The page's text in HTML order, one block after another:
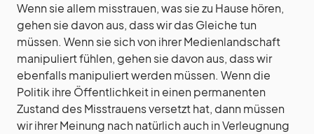
Wenn sie allem misstrauen, was sie zu Hause hören,
gehen sie davon aus, dass wir das Gleiche tun
müssen. Wenn sie sich von ihrer Medienlandschaft
manipuliert fühlen, gehen sie davon aus, dass wir
ebenfalls manipuliert werden müssen. Wenn die
Politik ihre Öffentlichkeit in einen permanenten
Zustand des Misstrauens versetzt hat, dann müssen
wir ihrer Meinung nach natürlich auch in Verleugnung